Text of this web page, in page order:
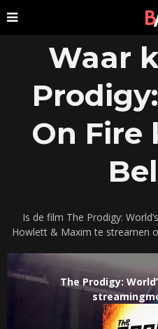
Waar
On Fire
Is de film The Prodigy:
Howlett & Maxim te streamen
The Prodigy: